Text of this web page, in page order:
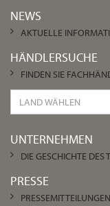
NEWS
AKTUELLE
HÄNDLERSUCHE
FINDEN SIE
LAND WÄHLEN
UNTERNEHMEN
DIE GESCHICHTE
PRESSE
PRESSEMITTEILUNGEN